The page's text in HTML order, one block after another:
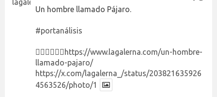
Un hombre llamado Pájaro.
#portanálisis
👉🏻👉🏻👉🏻 https://www.lagalerna.com/un-hombre-
llamado-pajaro/
https://x.com/lagalerna_/status/203821635926
4563526/photo/1